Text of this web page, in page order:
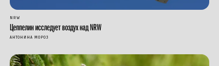
NRW
Цеппелин исследует воздух над NRW
АНТОНИНА МОРОЗ